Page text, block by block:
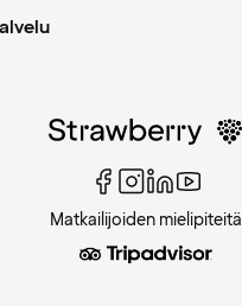
Matkailijoiden mielipiteitä